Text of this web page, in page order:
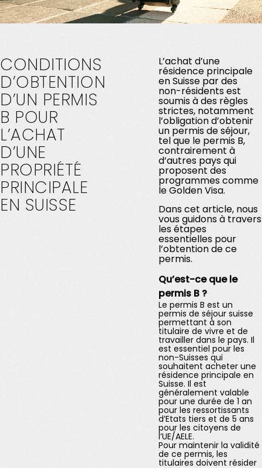
CONDITIONS
D’OBTENTION
D’UN PERMIS
B POUR
L’ACHAT
D’UNE
PROPRIÉTÉ
PRINCIPALE
EN SUISSE
L’achat d’une
résidence principale
en Suisse par des
non-résidents est
soumis à des règles
strictes, notamment
l’obligation d’obtenir
un permis de séjour,
tel que le permis B,
contrairement à
d’autres pays qui
proposent des
programmes comme
le Golden Visa.
Dans cet article, nous
vous guidons à travers
les étapes
essentielles pour
l’obtention de ce
permis.
Qu’est-ce que le
permis B ?
Le permis B est un
permis de séjour suisse
permettant à son
titulaire de vivre et de
travailler dans le pays. Il
est essentiel pour les
non-Suisses qui
souhaitent acheter une
résidence principale en
Suisse. Il est
généralement valable
pour une durée de 1 an
pour les ressortissants
d’Etats tiers et de 5 ans
pour les citoyens de
l’UE/AELE.
Pour maintenir la validité
de ce permis, les
titulaires doivent résider